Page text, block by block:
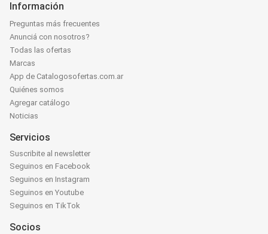
Información
Preguntas más frecuentes
Anunciá con nosotros?
Todas las ofertas
Marcas
App de Catalogosofertas.com.ar
Quiénes somos
Agregar catálogo
Noticias
Servicios
Suscribite al newsletter
Seguinos en Facebook
Seguinos en Instagram
Seguinos en Youtube
Seguinos en TikTok
Socios